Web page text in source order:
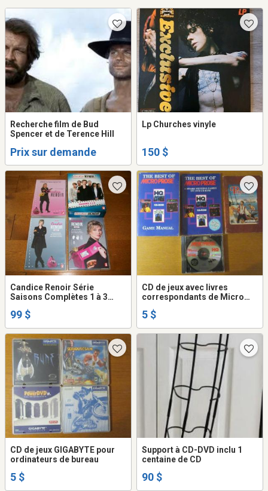
Recherche film de Bud
Spencer et de Terence Hill
Prix sur demande
Lp Churches vinyle
150 $
Candice Renoir Série
Saisons Complètes 1 à 3
Région 2 - Formats 16:9 + 4:3
99 $
CD de jeux avec livres
correspondants de Micro
5 $
CD de jeux GIGABYTE pour
ordinateurs de bureau
5 $
Support à CD-DVD inclu 1
centaine de CD
90 $